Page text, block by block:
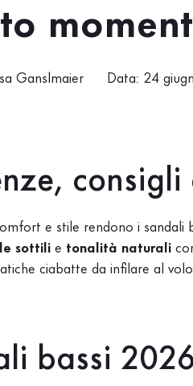
Ganslmaier Data: 24
e stile rendono i sandali
sottili e tonalità naturali
ciabatte da infilare al
bassi